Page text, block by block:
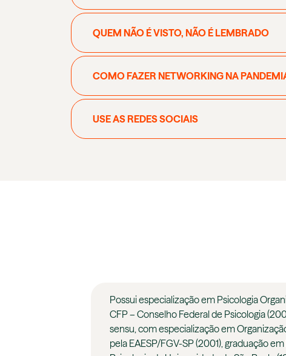
QUEM NÃO É VISTO, NÃO É LEMBRADO
COMO FAZER NETWORKING NA
USE AS REDES SOCIAIS
Possui especialização em Psicologia
CFP – Conselho Federal de Psicologia
sensu, com especialização em
pela EAESP/FGV-SP (2001), graduação